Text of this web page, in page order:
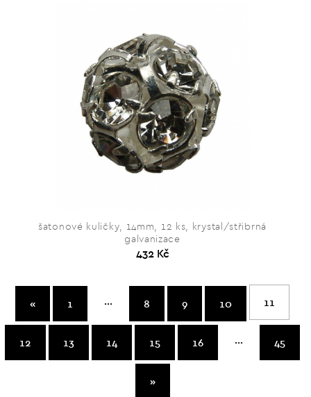
šatonové kuličky, 14mm, 12 ks, krystal/střibrná
galvanizace
432 Kč
« 1 ... 8 9 10 11
12 13 14 15 16 ... 45
»